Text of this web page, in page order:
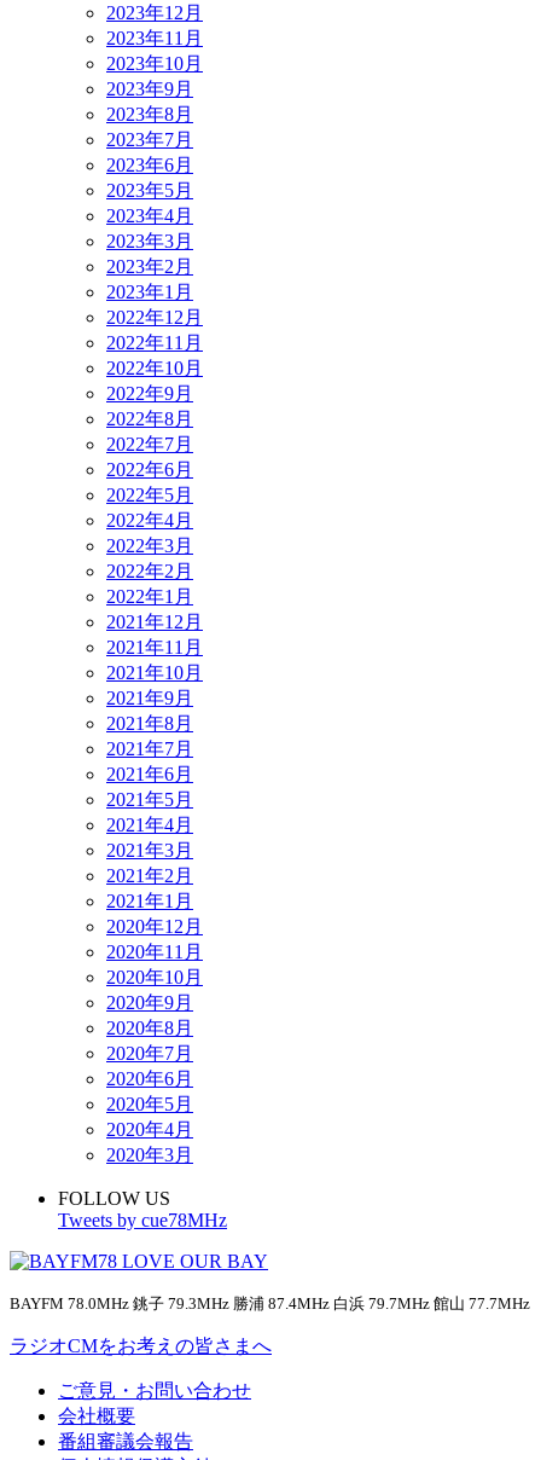
2023年12月
2023年11月
2023年10月
2023年9月
2023年8月
2023年7月
2023年6月
2023年5月
2023年4月
2023年3月
2023年2月
2023年1月
2022年12月
2022年11月
2022年10月
2022年9月
2022年8月
2022年7月
2022年6月
2022年5月
2022年4月
2022年3月
2022年2月
2022年1月
2021年12月
2021年11月
2021年10月
2021年9月
2021年8月
2021年7月
2021年6月
2021年5月
2021年4月
2021年3月
2021年2月
2021年1月
2020年12月
2020年11月
2020年10月
2020年9月
2020年8月
2020年7月
2020年6月
2020年5月
2020年4月
2020年3月
FOLLOW US
Tweets by cue78MHz
BAYFM 78.0MHz 銚子 79.3MHz 勝浦 87.4MHz 白浜 79.7MHz 館山 77.7MHz
ラジオCMをお考えの皆さまへ
ご意見・お問い合わせ
会社概要
番組審議会報告